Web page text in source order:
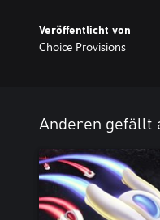
Begleite uns auf dieser
RUNNER MAKER – noch
Veröffentlicht von
Choice Provisions
Anderen gefällt